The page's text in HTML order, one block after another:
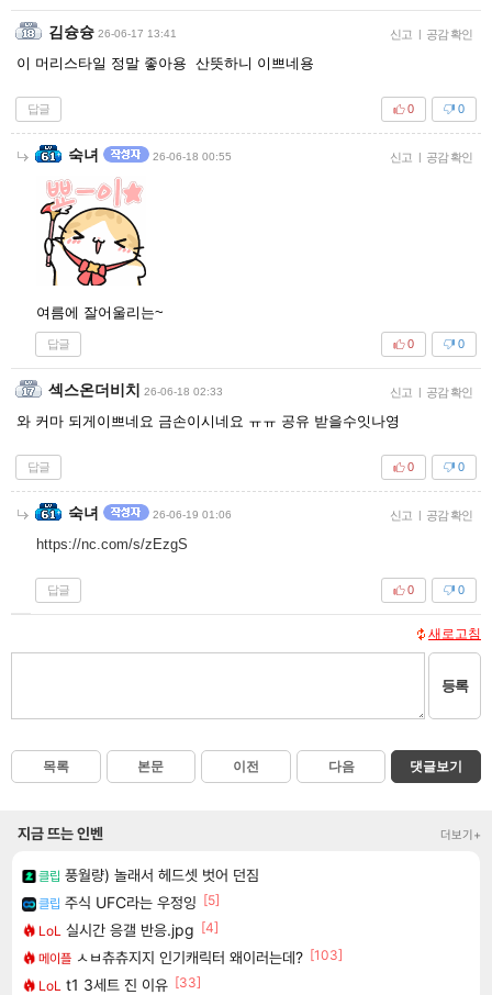
김슝슝 26-06-17 13:41 신고 | 공감 확인
이 머리스타일 정말 좋아용 산뜻하니 이쁘네용
답글 0
0
숙녀 26-06-18 00:55 신고 | 공감 확인
여름에 잘어울리는~
답글 0
0
섹스온더비치 26-06-18 02:33 신고 | 공감 확인
와 커마 되게이쁘네요 금손이시네요 ㅠㅠ 공유 받을수잇나영
답글 0
0
숙녀 26-06-19 01:06 신고 | 공감 확인
https://nc.com/s/zEzgS
답글 0
0
새로고침
등록
목록 본문 이전 다음 댓글보기
지금 뜨는 인벤 더보기+
클립 풍월량) 놀래서 헤드셋 벗어 던짐
클립 주식 UFC라는 우정잉 [5]
LoL 실시간 응갤 반응.jpg [4]
메이플 ㅅㅂ츄츄지지 인기캐릭터 왜이러는데? [103]
LoL t1 3세트 진 이유 [33]